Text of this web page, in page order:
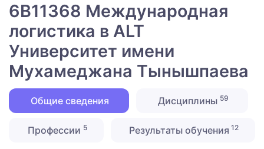
6B11368 Международная
логистика в ALT
Университет имени
Мухамеджана Тынышпаева
Общие сведения Дисциплины 59
Профессии 5 Результаты обучения 12